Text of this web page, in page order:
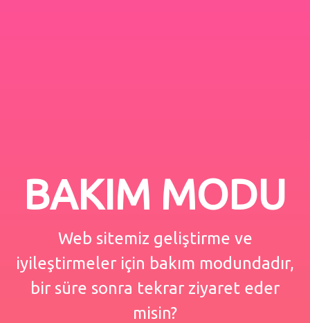
BAKIM MODU
Web sitemiz geliştirme ve
iyileştirmeler için bakım modundadır,
bir süre sonra tekrar ziyaret eder
misin?